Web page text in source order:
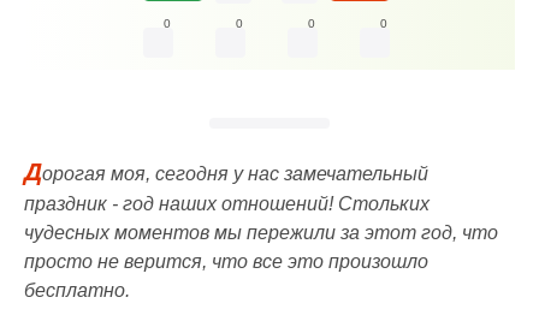
0 0 0 0
Дорогая моя, сегодня у нас замечательный
праздник - год наших отношений! Стольких
чудесных моментов мы пережили за этот год, что
просто не верится, что все это произошло
бесплатно.